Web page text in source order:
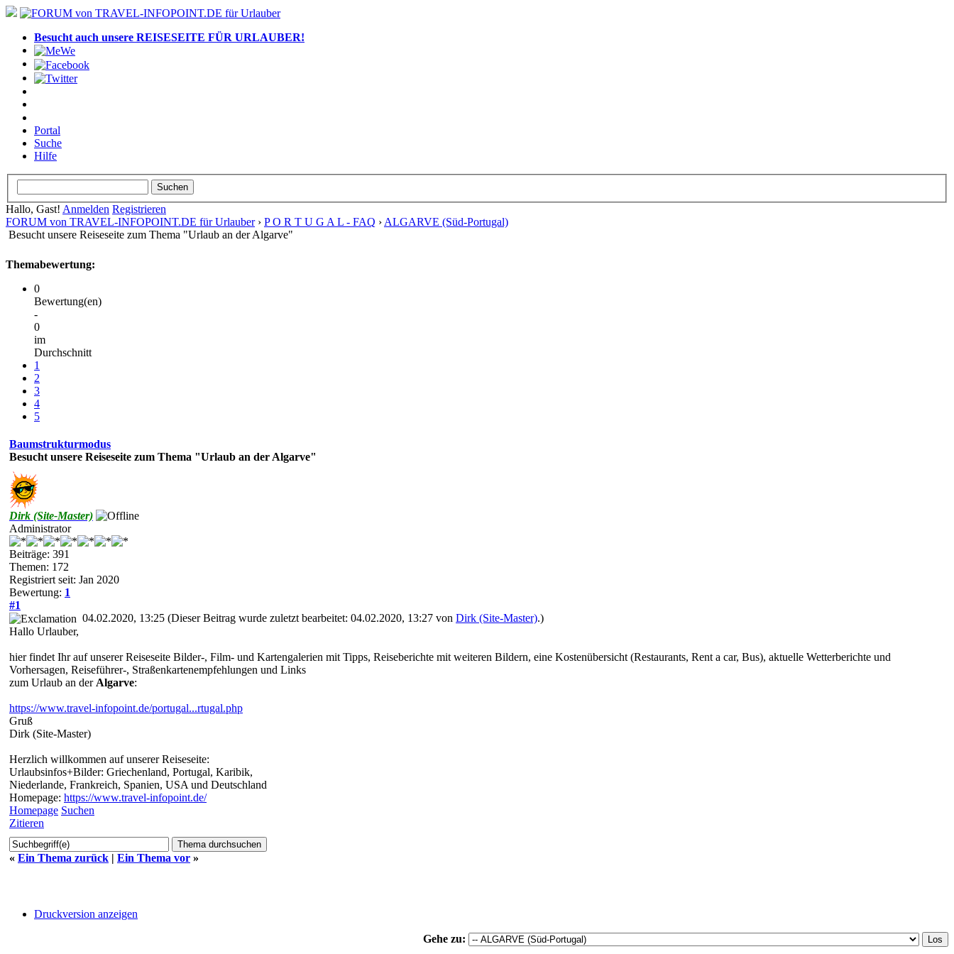
Besucht auch unsere REISESEITE FÜR URLAUBER!
Portal
Suche
Hilfe
Hallo, Gast! Anmelden Registrieren
FORUM von TRAVEL-INFOPOINT.DE für Urlauber› P O R T U G A L - FAQ › ALGARVE (Süd-Portugal)
Besucht unsere Reiseseite zum Thema "Urlaub an der Algarve"
Themabewertung:
0
Bewertung(en)
-
0
im
Durchschnitt
1
2
3
4
5
Baumstrukturmodus
Besucht unsere Reiseseite zum Thema "Urlaub an der Algarve"
Dirk (Site-Master)
Administrator
Beiträge: 391
Themen: 172
Registriert seit: Jan 2020
Bewertung: 1
#1
04.02.2020, 13:25 (Dieser Beitrag wurde zuletzt bearbeitet: 04.02.2020, 13:27 von Dirk (Site-Master).)
Hallo Urlauber,
hier findet Ihr auf unserer Reiseseite Bilder-, Film- und Kartengalerien mit Tipps, Reiseberichte mit weiteren Bildern, eine Kostenübersicht (Restaurants, Rent a car, Bus), aktuelle Wetterberichte und
Vorhersagen, Reiseführer-, Straßenkartenempfehlungen und Links
zum Urlaub an der Algarve:
https://www.travel-infopoint.de/portugal...rtugal.php
Gruß
Dirk (Site-Master)
Herzlich willkommen auf unserer Reiseseite:
Urlaubsinfos+Bilder: Griechenland, Portugal, Karibik,
Niederlande, Frankreich, Spanien, USA und Deutschland
Homepage: https://www.travel-infopoint.de/
Homepage Suchen
Zitieren
« Ein Thema zurück | Ein Thema vor »
Druckversion anzeigen
Gehe zu: